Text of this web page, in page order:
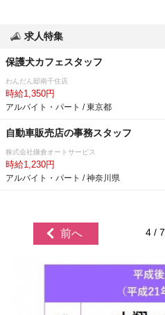
求人特集
保護犬カフェスタッフ
わんだん邸南千住店
時給1,350円
アルバイト・パート / 東京都
自動車販売店の事務スタッフ
株式会社鎌倉オートサービス
時給1,230円
アルバイト・パート / 神奈川県
前へ 4 / 7